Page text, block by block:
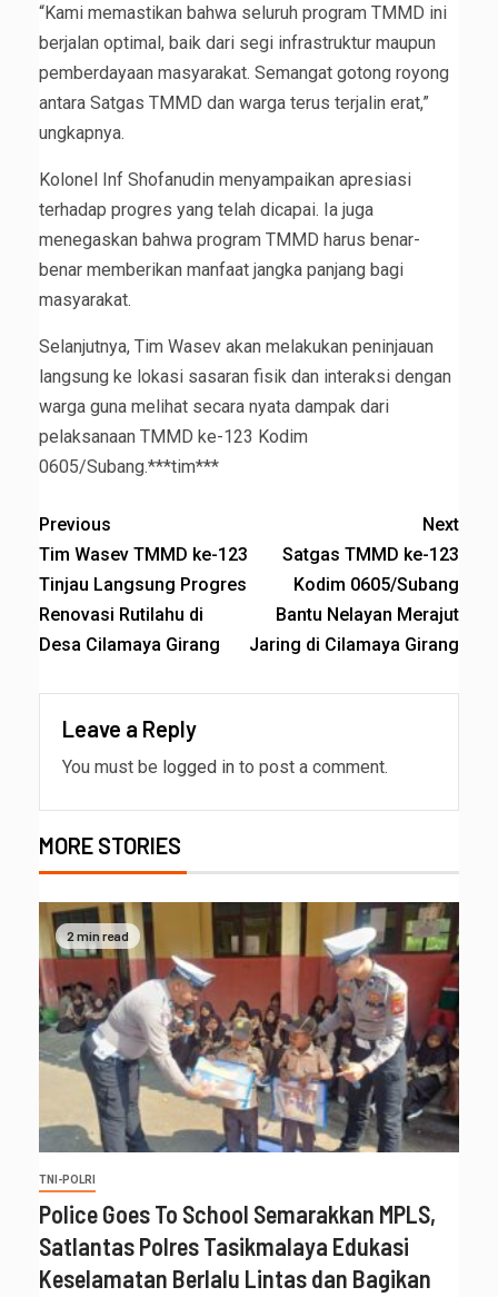
“Kami memastikan bahwa seluruh program TMMD ini
berjalan optimal, baik dari segi infrastruktur maupun
pemberdayaan masyarakat. Semangat gotong royong
antara Satgas TMMD dan warga terus terjalin erat,”
ungkapnya.
Kolonel Inf Shofanudin menyampaikan apresiasi
terhadap progres yang telah dicapai. Ia juga
menegaskan bahwa program TMMD harus benar-
benar memberikan manfaat jangka panjang bagi
masyarakat.
Selanjutnya, Tim Wasev akan melakukan peninjauan
langsung ke lokasi sasaran fisik dan interaksi dengan
warga guna melihat secara nyata dampak dari
pelaksanaan TMMD ke-123 Kodim
0605/Subang.***tim***
Previous
Tim Wasev TMMD ke-123
Tinjau Langsung Progres
Renovasi Rutilahu di
Desa Cilamaya Girang
Next
Satgas TMMD ke-123
Kodim 0605/Subang
Bantu Nelayan Merajut
Jaring di Cilamaya Girang
Leave a Reply
You must be logged in to post a comment.
MORE STORIES
2 min read
TNI-POLRI
Police Goes To School Semarakkan MPLS,
Satlantas Polres Tasikmalaya Edukasi
Keselamatan Berlalu Lintas dan Bagikan